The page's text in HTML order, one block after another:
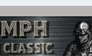
Bobber, Speed Twin,